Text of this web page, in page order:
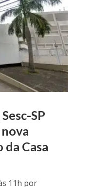
SP
Casa
11h por